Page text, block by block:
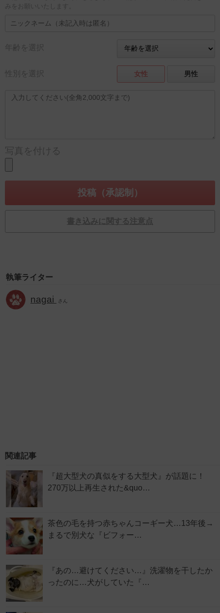
みをお願いいたします。
年齢を選択
性別を選択 女性 男性
写真を付ける
書き込みに関する注意点
執筆ライター
nagai さん
関連記事
『超大型犬の真似をする大型犬』が話題に！
270万以上再生された&quo…
茶色の毛を持つ赤ちゃんコーギー犬…13年後→
まるで別犬な『ビフォー…
『あの…避けてください…』洗濯物を干したか
ったのに…犬がしていた『…